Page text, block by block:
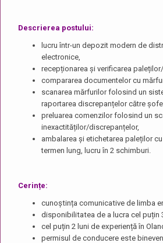
Descrierea postului:
lucru într-un depozit modern de
electronice,
recepționarea și verificarea
compararea documentelor cu
scanarea mărfurilor folosind un
raportarea discrepanțelor către
preluarea comenzilor folosind un
inexactităților/discrepanțelor,
ambalarea și etichetarea paleților
termen lung, lucru în 2 schimburi.
Cerințe:
cunoștința comunicative de limba
disponibilitatea de a lucra cel puțin
cel puțin 2 luni de experiență în
permisul de conducere este